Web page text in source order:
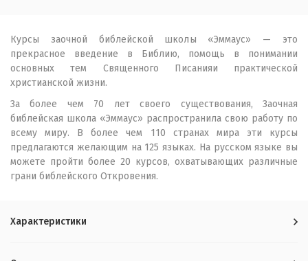
Курсы заочной библейской школы «Эммаус» — это
прекрасное введение в Библию, помощь в понимании
основных тем Священного Писанияи практической
христианской жизни.
За более чем 70 лет своего существования, Заочная
библейская школа «Эммаус» распространила свою работу по
всему миру. В более чем 110 странах мира эти курсы
предлагаются желающим на 125 языках. На русском языке вы
можете пройти более 20 курсов, охватывающих различные
грани библейского Откровения.
Характеристики